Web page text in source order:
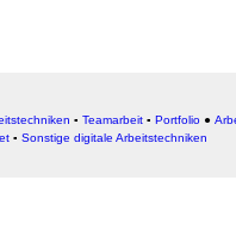
▪ Teamarbeit ▪ Portfolio ●
▪ Sonstige digitale Arbeitstechniken